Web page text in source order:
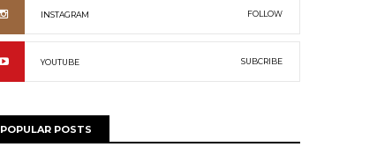
INSTAGRAM FOLLOW
YOUTUBE SUBCRIBE
POPULAR POSTS